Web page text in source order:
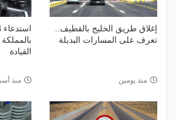
إغلاق طريق الخليج بالقطيف..
تعرف على المسارات البديلة
منذ يومين
القيادة
منذ